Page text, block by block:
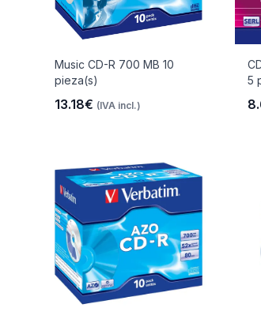
Music CD-R 700 MB 10
pieza(s)
13.18€ (IVA incl.)
5